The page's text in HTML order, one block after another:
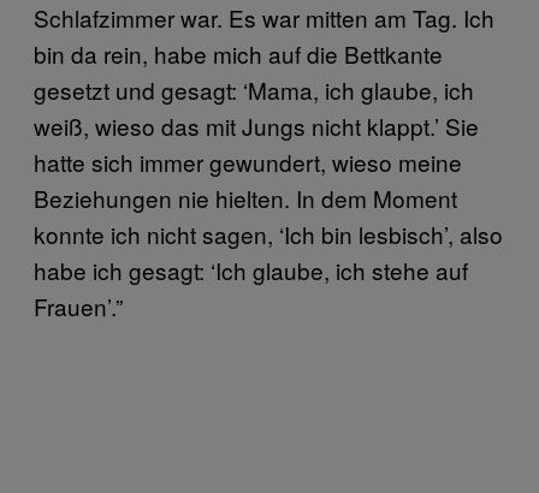
Schlafzimmer war. Es war mitten am Tag. Ich
bin da rein, habe mich auf die Bettkante
gesetzt und gesagt: ‘Mama, ich glaube, ich
weiß, wieso das mit Jungs nicht klappt.’ Sie
hatte sich immer gewundert, wieso meine
Beziehungen nie hielten. In dem Moment
konnte ich nicht sagen, ‘Ich bin lesbisch’, also
habe ich gesagt: ‘Ich glaube, ich stehe auf
Frauen’.”